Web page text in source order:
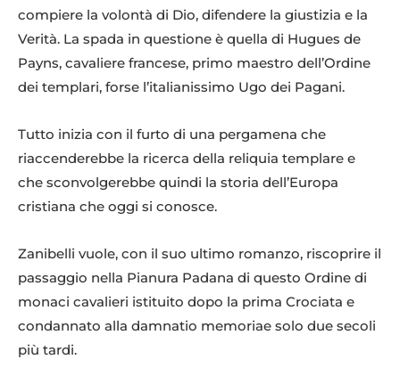
compiere la volontà di Dio, difendere la giustizia e la
Verità. La spada in questione è quella di Hugues de
Payns, cavaliere francese, primo maestro dell’Ordine
dei templari, forse l’italianissimo Ugo dei Pagani.
Tutto inizia con il furto di una pergamena che
riaccenderebbe la ricerca della reliquia templare e
che sconvolgerebbe quindi la storia dell’Europa
cristiana che oggi si conosce.
Zanibelli vuole, con il suo ultimo romanzo, riscoprire il
passaggio nella Pianura Padana di questo Ordine di
monaci cavalieri istituito dopo la prima Crociata e
condannato alla damnatio memoriae solo due secoli
più tardi.